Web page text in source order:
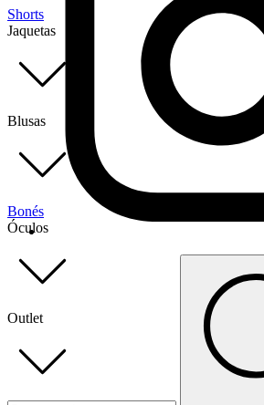
Shorts
Jaquetas
Blusas
Bonés
Óculos
Outlet